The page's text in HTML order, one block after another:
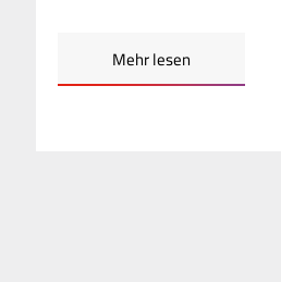
Mehr lesen